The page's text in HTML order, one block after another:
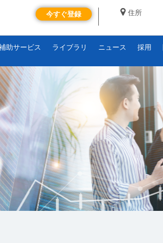
住所
今すぐ登録
助サービス ライブラリ ニュース 採用